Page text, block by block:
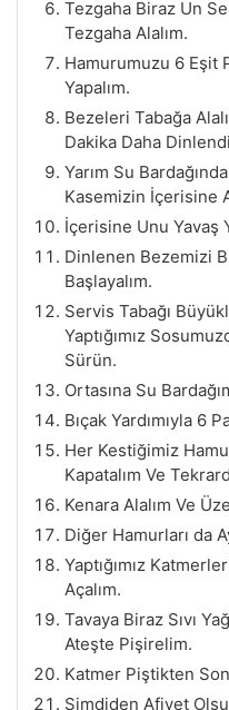
Tezgaha Biraz Un
Tezgaha Alalım.
Hamurumuzu 6 Eşit
Yapalım.
Bezeleri Tabağa
Dakika Daha
Yarım Su
Kasemizin İçerisine
İçerisine Unu Yavaş
Dinlenen Bezemizi
Başlayalım.
Servis Tabağı
Yaptığımız
Sürün.
Ortasına Su
Bıçak Yardımıyla 6
Her Kestiğimiz
Kapatalım Ve
Kenara Alalım Ve
Diğer Hamurları da
Yaptığımız
Açalım.
Tavaya Biraz Sıvı
Ateşte Pişirelim.
Katmer Piştikten
Şimdiden Afiyet